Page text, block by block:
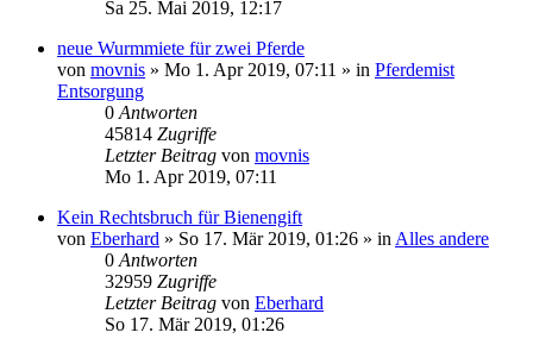
Sa 25. Mai 2019, 12:17
neue Wurmmiete für zwei Pferde
von movnis » Mo 1. Apr 2019, 07:11 » in Pferdemist
Entsorgung
0 Antworten
45814 Zugriffe
Letzter Beitrag von movnis
Mo 1. Apr 2019, 07:11
Kein Rechtsbruch für Bienengift
von Eberhard » So 17. Mär 2019, 01:26 » in Alles andere
0 Antworten
32959 Zugriffe
Letzter Beitrag von Eberhard
So 17. Mär 2019, 01:26